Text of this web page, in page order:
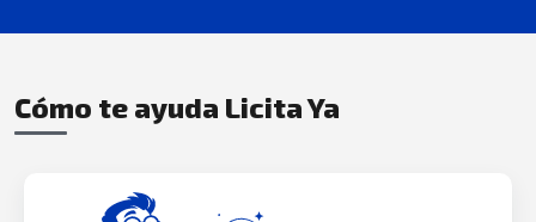
Cómo te ayuda Licita Ya